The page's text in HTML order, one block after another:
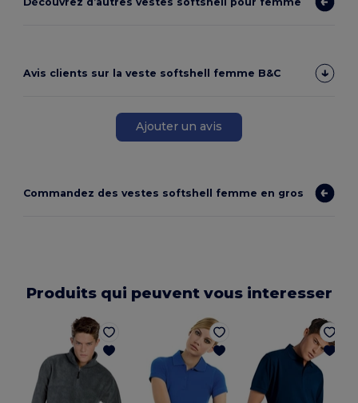
Avis clients sur la veste softshell femme B&C
Ajouter un avis
Commandez des vestes softshell femme en gros
Produits qui peuvent vous interesser